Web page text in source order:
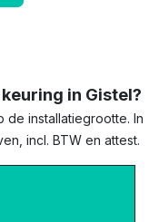
in Gistel?
de installatiegrootte. In
incl. BTW en attest.